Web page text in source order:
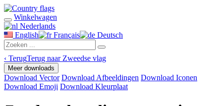
Winkelwagen
Nederlands
English
Français Deutsch
‹ TerugTerug naar Zweedse vlag
Meer downloads
Download Vector Download Afbeeldingen Download Iconen
Download Emoji Download Kleurplaat